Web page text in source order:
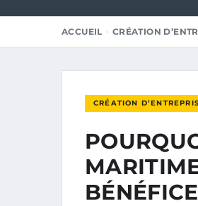
ACCUEIL CRÉATION
CRÉATION